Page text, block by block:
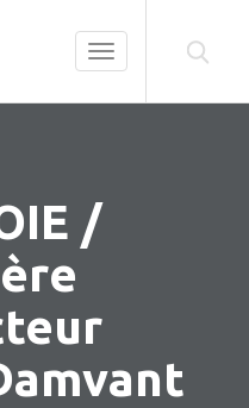
Toggle
navigation
/